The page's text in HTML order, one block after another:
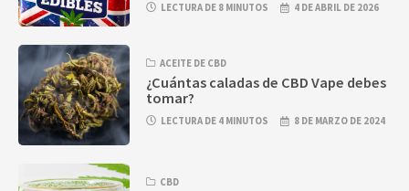
LECTURA DE 8 MINUTOS 4 DE ABRIL DE 2026
ACEITE DE CBD
¿Cuántas caladas de CBD Vape debes
tomar?
LECTURA DE 4 MINUTOS 8 DE MARZO DE 2024
CBD